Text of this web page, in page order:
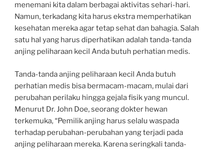
menemani kita dalam berbagai aktivitas sehari-hari.
Namun, terkadang kita harus ekstra memperhatikan
kesehatan mereka agar tetap sehat dan bahagia. Salah
satu hal yang harus diperhatikan adalah tanda-tanda
anjing peliharaan kecil Anda butuh perhatian medis.
Tanda-tanda anjing peliharaan kecil Anda butuh
perhatian medis bisa bermacam-macam, mulai dari
perubahan perilaku hingga gejala fisik yang muncul.
Menurut Dr. John Doe, seorang dokter hewan
terkemuka, “Pemilik anjing harus selalu waspada
terhadap perubahan-perubahan yang terjadi pada
anjing peliharaan mereka. Karena seringkali tanda-